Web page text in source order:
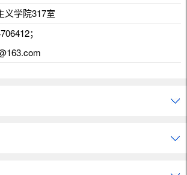
义学院317室
；